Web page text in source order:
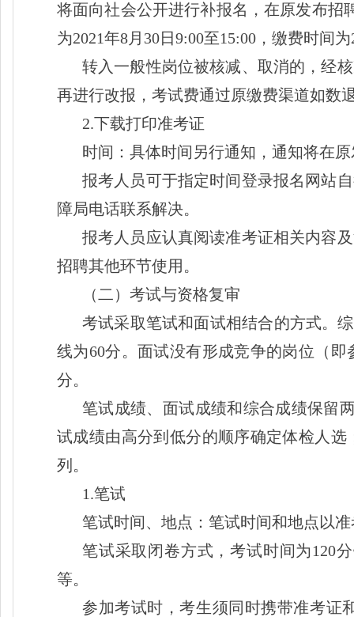
将面向社会公开进行补报名，在原发布招
为2021年8月30日9:00至15:00，缴费时间
转入一般性岗位被核减、取消的，经
再进行改报，考试费通过原缴费渠道如数
2.下载打印准考证
时间：具体时间另行通知，通知将在
报考人员可于指定时间登录报名网站
障局电话联系解决。
报考人员应认真阅读准考证相关内容
招聘其他环节使用。
（二）考试与资格复审
考试采取笔试和面试相结合的方式。
线为60分。面试没有形成竞争的岗位（
分。
笔试成绩、面试成绩和综合成绩保留
试成绩由高分到低分的顺序确定体检人
列。
1.笔试
笔试时间、地点：笔试时间和地点以
笔试采取闭卷方式，考试时间为120
等。
参加考试时，考生须同时携带准考证